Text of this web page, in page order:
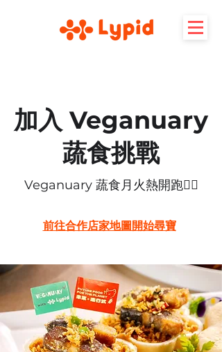
加入 Veganuary
蔬食挑戰
Veganuary 蔬食月火熱開跑❤️‍🔥
前往合作店家地圖開始尋寶